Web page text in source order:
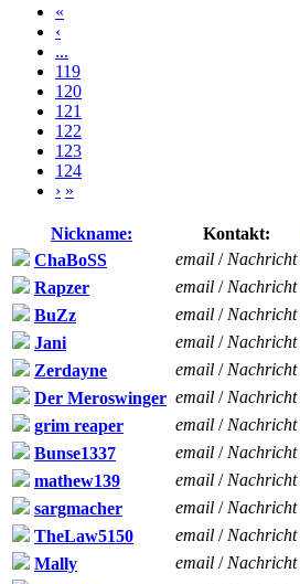
«
‹
...
119
120
121
122
123
124
› »
Nickname: Kontakt:
ChaBoSS
email / Nachricht
Rapzer
email / Nachricht
BuZz
email / Nachricht
Jani
email / Nachricht
Zerdayne
email / Nachricht
Der Meroswinger email / Nachricht
grim reaper
email / Nachricht
Bunse1337
email / Nachricht
mathew139
email / Nachricht
sargmacher
email / Nachricht
TheLaw5150
email / Nachricht
Mally
email / Nachricht